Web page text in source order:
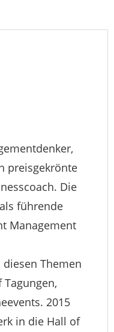
preisgekrönte
Die
führende
Management
Themen
2015
in die Hall of